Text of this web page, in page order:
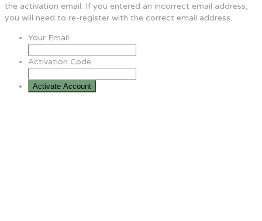
the activation email. If you entered an incorrect email address,
you will need to re-register with the correct email address.
Your Email:
Activation Code: